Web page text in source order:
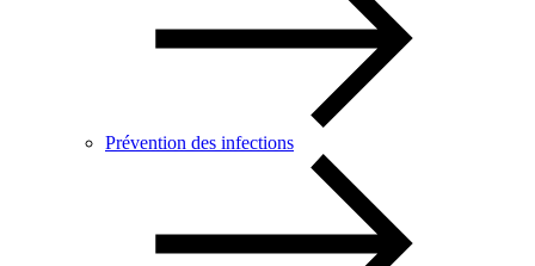
Prévention des infections